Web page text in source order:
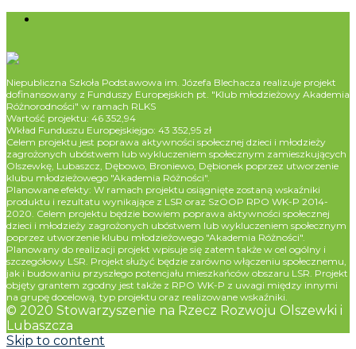
Niepubliczna Szkoła Podstawowa im. Józefa Blechacza realizuje projekt
dofinansowany z Funduszy Europejskich pt. "Klub młodzieżowy Akademia
Różnorodności" w ramach RLKS
Wartość projektu: 46 352,94
Wkład Funduszu Europejskiejgo: 43 352,95 zł
Celem projektu jest poprawa aktywności społecznej dzieci i młodzieży
zagrożonych ubóstwem lub wykluczeniem społecznym zamieszkujących
Olszewkę, Lubaszcz, Dębowo, Broniewo, Dębionek poprzez utworzenie
klubu młodzieżowego "Akademia Różności".
Planowane efekty: W ramach projektu osiągnięte zostaną wskaźniki
produktu i rezultatu wynikające z LSR oraz SzOOP RPO WK-P 2014-
2020. Celem projektu będzie bowiem poprawa aktywności społecznej
dzieci i młodzieży zagrożonych ubóstwem lub wykluczeniem społecznym
poprzez utworzenie klubu młodzieżowego "Akademia Różności".
Planowany do realizacji projekt wpisuje się zatem także w cel ogólny i
szczegółowy LSR. Projekt służyć będzie zarówno włączeniu społecznemu,
jak i budowaniu przyszłego potencjału mieszkańców obszaru LSR. Projekt
objęty grantem zgodny jest także z RPO WK-P z uwagi między innymi
na grupę docelową, typ projektu oraz realizowane wskaźniki.
© 2020 Stowarzyszenie na Rzecz Rozwoju Olszewki i
Lubaszcza
Skip to content